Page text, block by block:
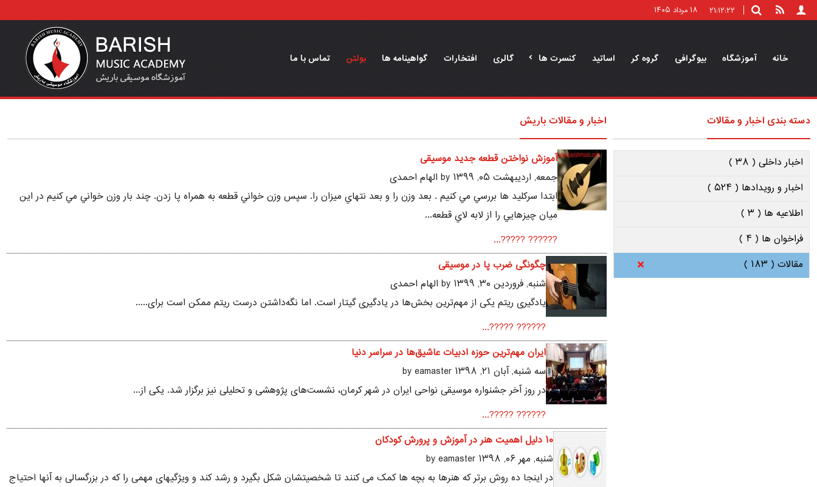
۲۱:۱۲:۲۳ ۱۸ مرداد ۱۴۰۵
خانه آموزشگاه بیوگرافی گروه کر اساتید کنسرت ها گالری افتخارات گواهینامه ها بولتن تماس با ما
دسته بندی اخبار و مقالات
اخبار داخلی ( ۳۸ )
اخبار و رویدادها ( ۵۲۴ )
اطلاعیه ها ( ۳ )
فراخوان ها ( ۴ )
مقالات ( ۱۸۳ )
اخبار و مقالات باریش
آموزش نواختن قطعه جدید موسیقی
جمعه, ارديبهشت ۰۵, ۱۳۹۹ by الهام احمدی
ابتدا سركليد ها بررسي مي كنيم . بعد وزن را و بعد نتهاي ميزان را. سپس وزن خواني قطعه به همراه پا زدن. چند بار وزن خواني مي كنيم در اين
ميان چيزهايي را از لابه لاي قطعه...
?????? ?????...
چگونگی ضرب پا در موسیقی
شنبه, فروردين ۳۰, ۱۳۹۹ by الهام احمدی
یادگیری ریتم یکی از مهم‌ترین بخش‌ها در یادگیری گیتار است. اما نگه‌داشتن درست ریتم ممکن است برای.....
?????? ?????...
ایران مهم‌ترین حوزه ادبیات عاشیق‌ها در سراسر دنیا
سه شنبه, آبان ۲۱, ۱۳۹۸ by eamaster
در روز آخر جشنواره موسیقی نواحی ایران در شهر کرمان، نشست‌های پژوهشی و تحلیلی نیز برگزار شد. یکی از...
?????? ?????...
۱۰ دلیل اهمیت هنر در آموزش و پرورش کودکان
شنبه, مهر ۰۶, ۱۳۹۸ by eamaster
در اینجا ده روش برتر که هنرها به بچه ها کمک می کنند تا شخصیتشان شکل بگیرد و رشد کند و ویژگیهای مهمی را که در بزرگسالی به آنها احتیاج